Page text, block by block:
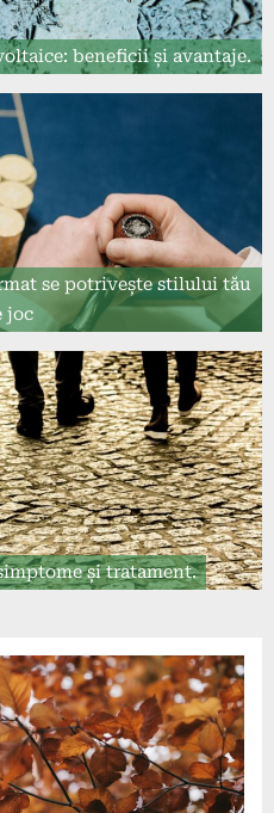
beneficii și avantaje.
se potrivește stilului tău
joc
și tratament.